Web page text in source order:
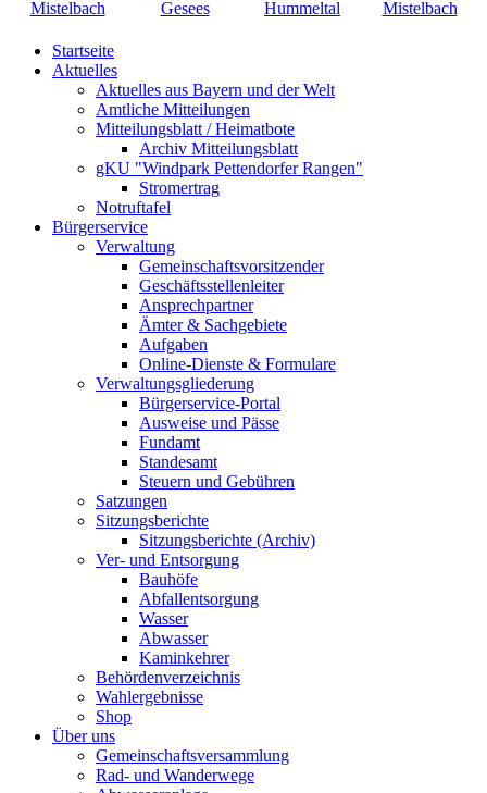
Startseite
Aktuelles
Aktuelles aus Bayern und der Welt
Amtliche Mitteilungen
Mitteilungsblatt / Heimatbote
Archiv Mitteilungsblatt
gKU "Windpark Pettendorfer Rangen"
Stromertrag
Notruftafel
Bürgerservice
Verwaltung
Gemeinschaftsvorsitzender
Geschäftsstellenleiter
Ansprechpartner
Ämter & Sachgebiete
Aufgaben
Online-Dienste & Formulare
Verwaltungsgliederung
Bürgerservice-Portal
Ausweise und Pässe
Fundamt
Standesamt
Steuern und Gebühren
Satzungen
Sitzungsberichte
Sitzungsberichte (Archiv)
Ver- und Entsorgung
Bauhöfe
Abfallentsorgung
Wasser
Abwasser
Kaminkehrer
Behördenverzeichnis
Wahlergebnisse
Shop
Über uns
Gemeinschaftsversammlung
Rad- und Wanderwege